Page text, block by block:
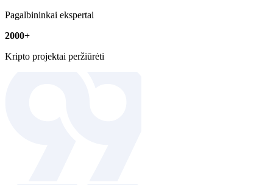
Pagalbininkai ekspertai
2000+
Kripto projektai peržiūrėti